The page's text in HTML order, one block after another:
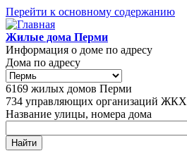
Перейти к основному содержанию
Жилые дома Перми
Информация о доме по адресу
Дома по адресу
6169 жилых домов Перми
734 управляющих организаций ЖКХ
Название улицы, номера дома